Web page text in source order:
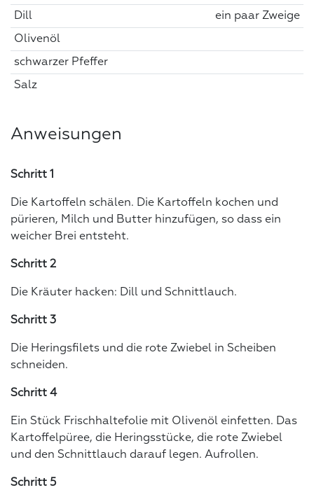
Dill ein paar Zweige
Olivenöl
schwarzer Pfeffer
Salz
Anweisungen
Schritt 1
Die Kartoffeln schälen. Die Kartoffeln kochen und
pürieren, Milch und Butter hinzufügen, so dass ein
weicher Brei entsteht.
Schritt 2
Die Kräuter hacken: Dill und Schnittlauch.
Schritt 3
Die Heringsfilets und die rote Zwiebel in Scheiben
schneiden.
Schritt 4
Ein Stück Frischhaltefolie mit Olivenöl einfetten. Das
Kartoffelpüree, die Heringsstücke, die rote Zwiebel
und den Schnittlauch darauf legen. Aufrollen.
Schritt 5